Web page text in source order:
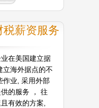
税薪资服务
在美国建立据
立海外据点的不
作业, 采用外部
的服务 ， 往
有效的方案,